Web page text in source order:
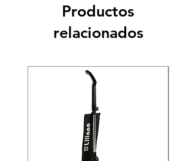
Productos
relacionados